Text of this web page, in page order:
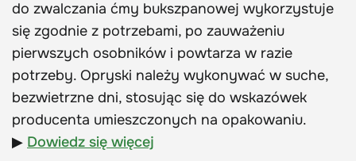
do zwalczania ćmy bukszpanowej wykorzystuje
się zgodnie z potrzebami, po zauważeniu
pierwszych osobników i powtarza w razie
potrzeby. Opryski należy wykonywać w suche,
bezwietrzne dni, stosując się do wskazówek
producenta umieszczonych na opakowaniu.
▶ Dowiedz się więcej